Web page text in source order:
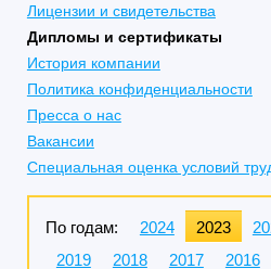
Лицензии и свидетельства
Дипломы и сертификаты
История компании
Политика конфиденциальности
Пресса о нас
Вакансии
Специальная оценка условий
По годам: 2024 2023
2019
2018 2017 2016